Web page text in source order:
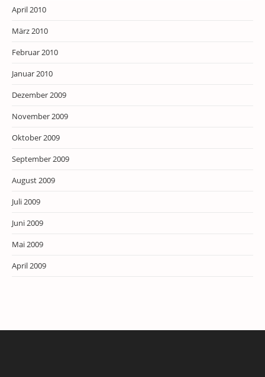
April 2010
März 2010
Februar 2010
Januar 2010
Dezember 2009
November 2009
Oktober 2009
September 2009
August 2009
Juli 2009
Juni 2009
Mai 2009
April 2009